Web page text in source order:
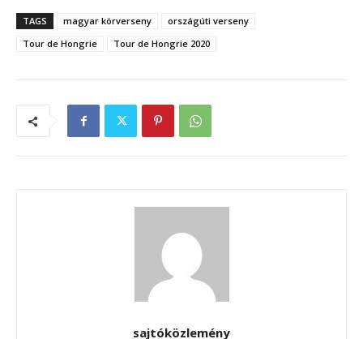
TAGS magyar körverseny
országúti verseny
Tour de Hongrie
Tour de Hongrie 2020
sajtóközlemény